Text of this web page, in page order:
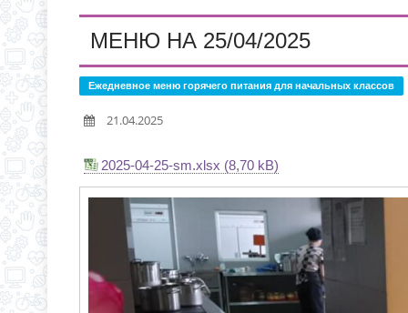
НОВАЯ ЭПИДЕМИЯ
С 1 СЕНТЯБРЯ 2026
Д.3 (МОДУЛЬНОЕ
МЕНЮ НА 25/04/2025
Ежедневное меню горячего питания для начальных классов
21.04.2025
2025-04-25-sm.xlsx